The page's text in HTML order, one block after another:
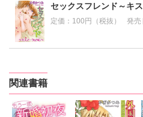
セックスフレンド～キ
定価： 100円（税抜） 発売
関連書籍